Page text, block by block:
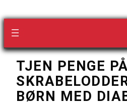
TJEN PENGE PÅ
BØRN MED